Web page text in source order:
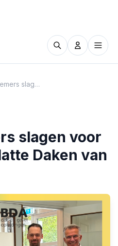
28 deelnemers slagen voor Dakcursus Platte Daken van BDA
slagen voor
Daken van